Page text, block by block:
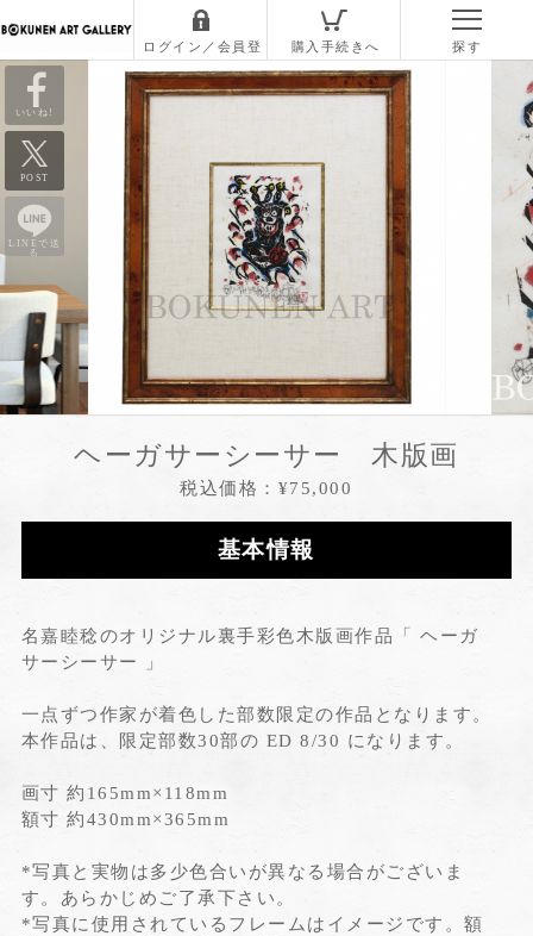
いいね!
POST
LINEで送
る
ヘーガサーシーサー 木版画
税込価格：¥75,000
基本情報
名嘉睦稔のオリジナル裏手彩色木版画作品「 ヘーガ
サーシーサー 」
一点ずつ作家が着色した部数限定の作品となります。
本作品は、限定部数30部の ED 8/30 になります。
画寸 約165mm×118mm
額寸 約430mm×365mm
*写真と実物は多少色合いが異なる場合がございま
す。あらかじめご了承下さい。
*写真に使用されているフレームはイメージです。額